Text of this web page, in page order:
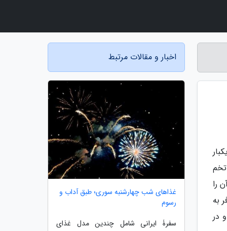
را
به
در
اخبار و مقالات مرتبط
غذاهای شب چهارشنبه سوری؛ طبق آداب و
رسوم
سفرۀ ایرانی شامل چندین مدل غذای